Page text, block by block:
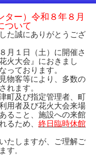
ター）令和８年８月
ついて
た誠にありがとうござ
月１日（土）に開催さ
火大会』におきまし
っております。
物客等により、多数の
れます。
町及び指定管理者、町
用者及び花火大会来場
ること、施設への来館
るため、終日臨時休館
たしますが、ご理解ご
す 。